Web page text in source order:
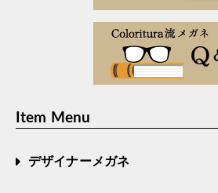
Item Menu
デザイナーメガネ